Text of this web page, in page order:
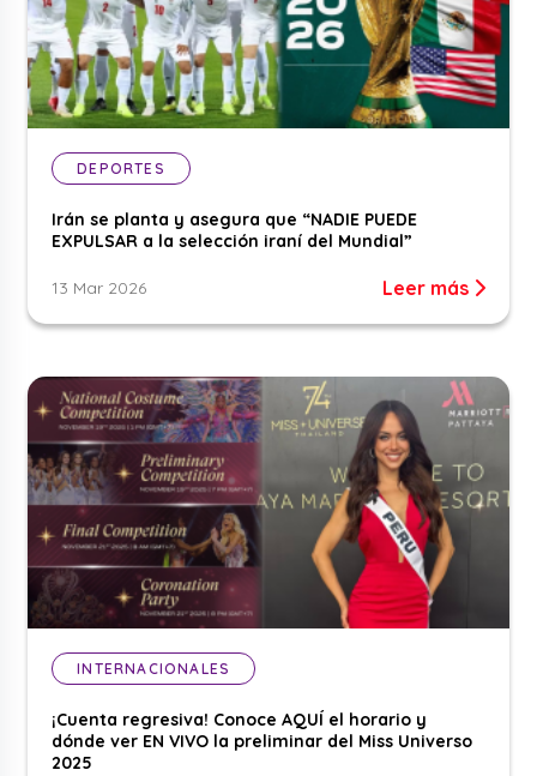
DEPORTES
Irán se planta y asegura que “NADIE PUEDE
EXPULSAR a la selección iraní del Mundial”
13 Mar 2026 Leer más
INTERNACIONALES
¡Cuenta regresiva! Conoce AQUÍ el horario y
dónde ver EN VIVO la preliminar del Miss Universo
2025